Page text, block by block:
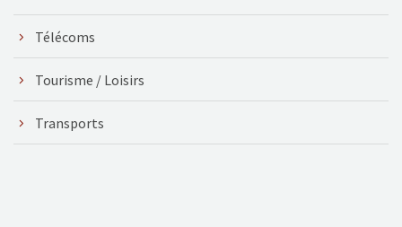
Télécoms
Tourisme / Loisirs
Transports